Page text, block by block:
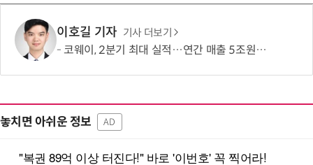
이호길 기자 기사 더보기
코웨이, 2분기 최대 실적…연간 매출 5조원·영업이익 1조원 '순항'
놓치면 아쉬운 정보 AD